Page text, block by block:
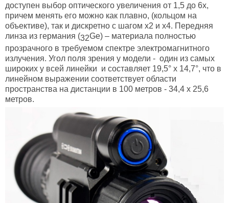
доступен выбор оптического увеличения от 1,5 до 6х,
причем менять его можно как плавно, (кольцом на
объективе), так и дискретно с шагом х2 и х4. Передняя
линза из германия (32Ge) – материала полностью
прозрачного в требуемом спектре электромагнитного
излучения. Угол поля зрения у модели - один из самых
широких у всей линейки и составляет 19,5° x 14,7°, что в
линейном выражении соответствует области
пространства на дистанции в 100 метров - 34,4 х 25,6
метров.